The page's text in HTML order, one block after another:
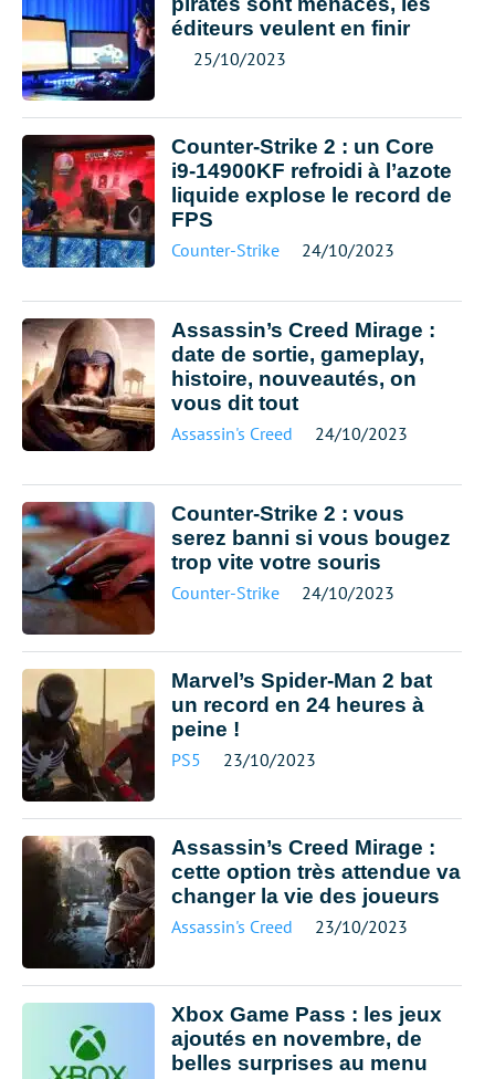
éditeurs veulent en finir
25/10/2023
Counter-Strike 2 : un Core
i9-14900KF refroidi à l’azote
liquide explose le record de
FPS
Counter-Strike 24/10/2023
Assassin’s Creed Mirage :
date de sortie, gameplay,
histoire, nouveautés, on
vous dit tout
Assassin's Creed 24/10/2023
Counter-Strike 2 : vous
serez banni si vous bougez
trop vite votre souris
Counter-Strike 24/10/2023
Marvel’s Spider-Man 2 bat
un record en 24 heures à
peine !
PS5 23/10/2023
Assassin’s Creed Mirage :
cette option très attendue va
changer la vie des joueurs
Assassin's Creed 23/10/2023
Xbox Game Pass : les jeux
ajoutés en novembre, de
belles surprises au menu